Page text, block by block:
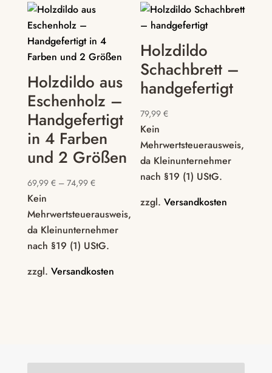
Holzdildo aus
Eschenholz –
Handgefertigt
in 4 Farben
und 2 Größen
69,99 €– 74,99 €
Kein
Mehrwertsteuerausweis,
da Kleinunternehmer
nach §19 (1) UStG.
zzgl. Versandkosten
Holzdildo
Schachbrett –
handgefertigt
79,99€
Kein
Mehrwertsteuerausweis,
da Kleinunternehmer
nach §19 (1) UStG.
zzgl.Versandkosten